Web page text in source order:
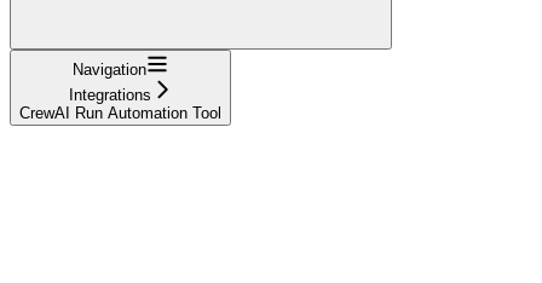
Navigation
Integrations
CrewAI Run Automation Tool